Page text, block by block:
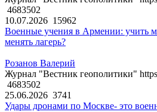
4683502
10.07.2026 15962
Военные учения в Армении: учить
менять лагерь?
Розанов Валерий
Журнал "Вестник геополитики"
4683502
25.06.2026 3741
Удары дронами по Москве- это